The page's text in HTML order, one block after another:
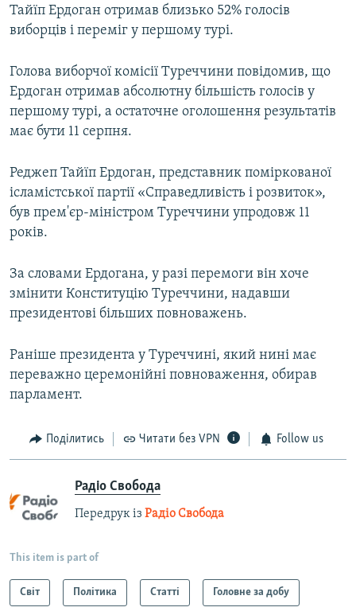
Тайїп Ердоган отримав близько 52% голосів
виборців і переміг у першому турі.
Голова виборчої комісії Туреччини повідомив, що
Ердоган отримав абсолютну більшість голосів у
першому турі, а остаточне оголошення результатів
має бути 11 серпня.
Реджеп Тайїп Ердоган, представник поміркованої
ісламістської партії «Справедливість і розвиток»,
був прем'єр-міністром Туреччини упродовж 11
років.
За словами Ердогана, у разі перемоги він хоче
змінити Конституцію Туреччини, надавши
президентові більших повноважень.
Раніше президента у Туреччині, який нині має
переважно церемонійні повноваження, обирав
парламент.
Поділитись Читати без VPN Follow us
Радіо Свобода
Передрук із Радіо Свобода
This item is part of
Світ Політика Статті Головне за добу